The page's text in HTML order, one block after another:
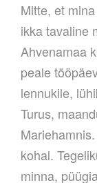
Mitte, et
ikka tavaline
Ahvenamaa
peale
lennukile,
Turus,
kohal.
minna,